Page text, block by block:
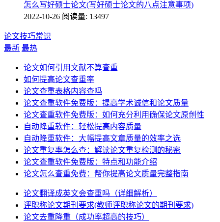
怎么写好硕士论文(写好硕士论文的八点注意事项)
2022-10-26 阅读量: 13497
论文技巧常识
最新 最热
论文如何引用文献不算查重
如何提高论文查重率
论文查重表格内容查吗
论文查重软件免费版：提高学术诚信和论文质量
论文查重软件免费版：如何充分利用确保论文原创性
自动降重软件：轻松提高内容质量
自动降重软件：大幅提高文章质量的效率之选
论文重复率怎么查：解读论文重复检测的秘密
论文查重软件免费版：特点和功能介绍
论文怎么查重免费：帮你提高论文质量完整指南
论文翻译成英文会查重吗（详细解析）
评职称论文期刊要求(教师评职称论文的期刊要求)
论文去重降重（成功率超高的技巧）